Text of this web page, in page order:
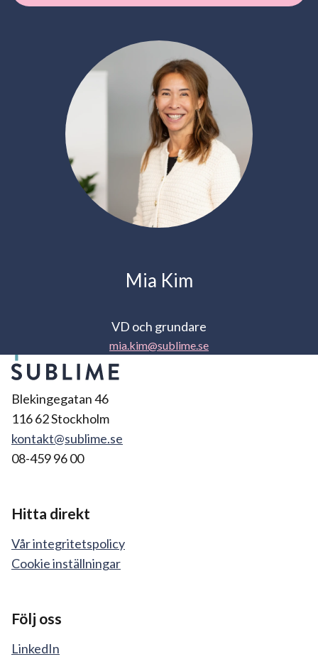
Mia Kim
VD och grundare
mia.kim@sublime.se
Blekingegatan 46
116 62 Stockholm
kontakt@sublime.se
08-459 96 00
Hitta direkt
Vår integritetspolicy
Cookie inställningar
Följ oss
LinkedIn